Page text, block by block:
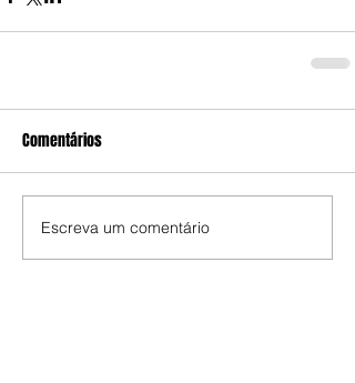
Comentários
Escreva um comentário